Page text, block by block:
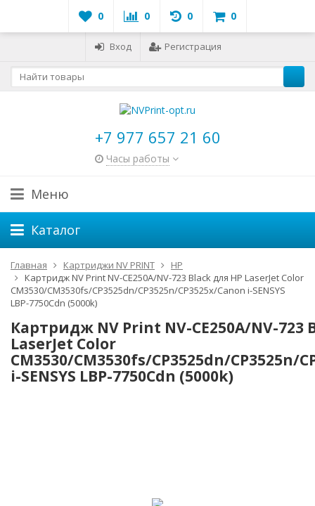
0 0 0 0
Вход Регистрация
+7 977 657 21 60
Часы работы
Меню
Каталог
Главная Картриджи NV PRINT
HP
Картридж NV Print NV-CE250A/NV-723 Black для HP LaserJet Color
CM3530/CM3530fs/CP3525dn/CP3525n/CP3525x/Canon i-SENSYS
LBP-7750Cdn (5000k)
Картридж NV Print NV-CE250A/NV-723
LaserJet Color
CM3530/CM3530fs/CP3525dn/CP3525n/
i-SENSYS LBP-7750Cdn (5000k)